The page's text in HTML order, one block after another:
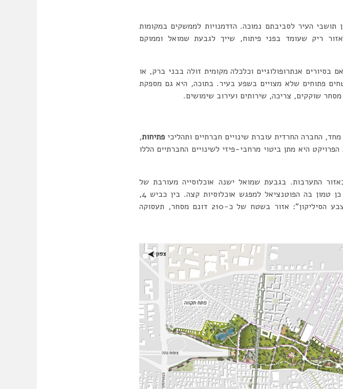
העיר לסביבתם נמוכה. הזדמנויות לממשקים במקומות
ריק שעומד בפני פיתוח, שייך לגבעת שמואל וממוקם
אנתרופולוגיים וכלכלה מקומית זולה בבני ברק, או
פתוחים שלא מצויים בשפע בעיר. בתוכה, היא גם מספקת
שוקקים, צריכה, שירותים ועירוב שימושים.
החברה החרדית עוברת שינויים חברתיים ותהליכי פתיחות,
היא מתן ביטוי מרחבי-פיזי לשינויים החברתיים הללו
התערבות. בגבעת שמואל ישנה אוכלוסייה מעורבת של
חילונים ודתיים לאומיים עם קבוצות של חרדים מודרניים, ועל כן טמון בה הפוטנציאל למפגש אוכלוסיות קצה. בין כביש 4,
דרום-מערב פתח תקווה וצפון-מערב גבעת שמואל שוכנת “אצבע הסיליקון”: אזור בשטח של כ-210 דונם מסחר, תעסוקה